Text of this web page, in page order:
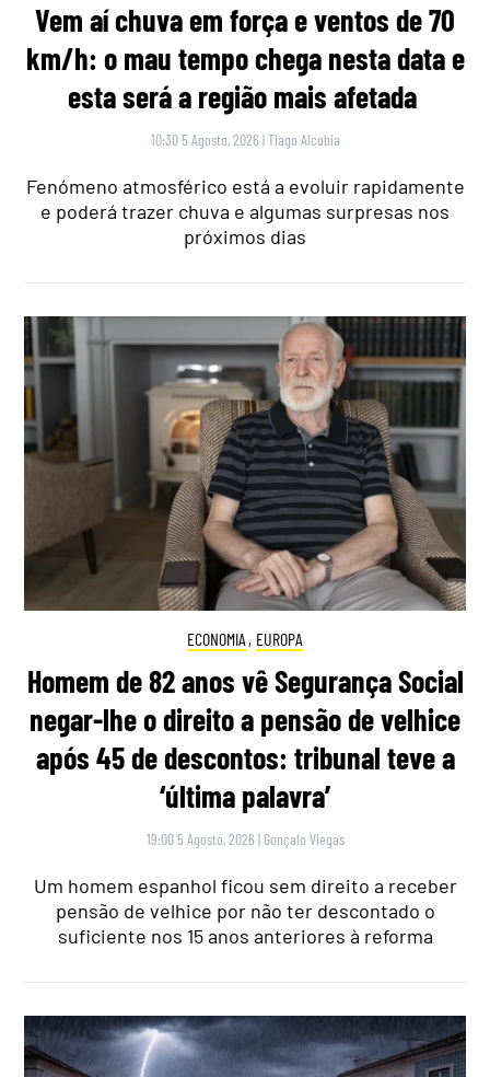
Vem aí chuva em força e ventos de 70
km/h: o mau tempo chega nesta data e
esta será a região mais afetada
10:30 5 Agosto, 2026 |Tiago Alcobia
Fenómeno atmosférico está a evoluir rapidamente
e poderá trazer chuva e algumas surpresas nos
próximos dias
ECONOMIA , EUROPA
Homem de 82 anos vê Segurança Social
negar-lhe o direito a pensão de velhice
após 45 de descontos: tribunal teve a
‘última palavra’
19:00 5 Agosto, 2026 | Gonçalo Viegas
Um homem espanhol ficou sem direito a receber
pensão de velhice por não ter descontado o
suficiente nos 15 anos anteriores à reforma